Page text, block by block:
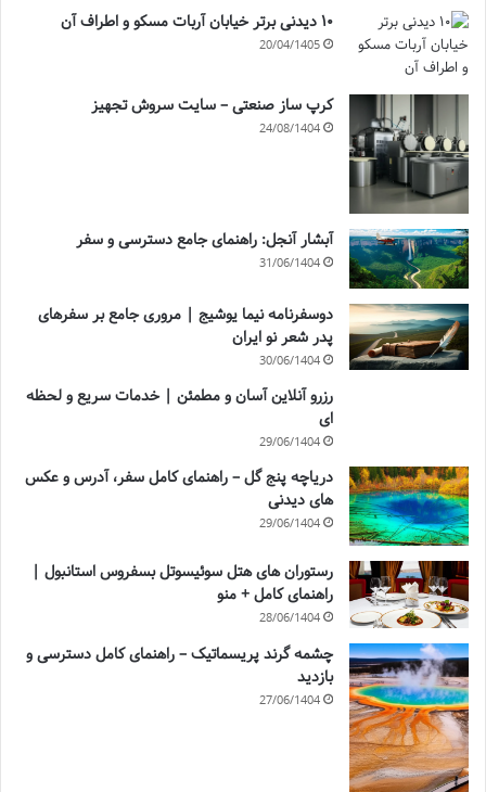
۱۰ دیدنی برتر خیابان آربات مسکو و اطراف آن
20/04/1405
کرپ ساز صنعتی – سایت سروش تجهیز
24/08/1404
آبشار آنجل: راهنمای جامع دسترسی و سفر
31/06/1404
دوسفرنامه نیما یوشیج | مروری جامع بر سفرهای
پدر شعر نو ایران
30/06/1404
رزرو آنلاین آسان و مطمئن | خدمات سریع و لحظه
ای
29/06/1404
دریاچه پنج گل – راهنمای کامل سفر، آدرس و عکس
های دیدنی
29/06/1404
رستوران های هتل سوئیسوتل بسفروس استانبول |
راهنمای کامل + منو
28/06/1404
چشمه گرند پریسماتیک – راهنمای کامل دسترسی و
بازدید
27/06/1404